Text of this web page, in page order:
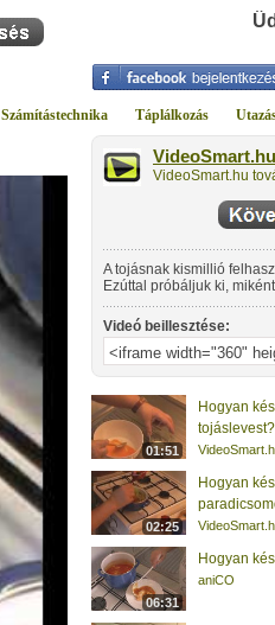
Számítástechnika Táplálkozás
VideoSmart.hu
VideoSmart.hu
A tojásnak kismillió
Ezúttal próbáljuk ki,
hétköznapi pörköltként!
Videó beillesztése:
01:51
Hogyan
tojáslevest?
02:25
Hogyan
06:31
Hogyan
aniCO